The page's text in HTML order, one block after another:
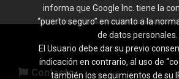
Contacto
informa que Google Inc. tiene la
“puerto seguro” en cuanto a la
de datos personales.
El Usuario debe dar su previo
indicación en contrario, al uso de
también los seguimientos de su